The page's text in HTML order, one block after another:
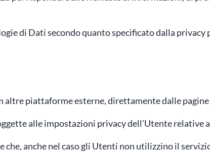
di Dati secondo quanto specificato dalla privacy
piattaforme esterne, direttamente dalle
alle impostazioni privacy dell’Utente relative
anche nel caso gli Utenti non utilizzino il